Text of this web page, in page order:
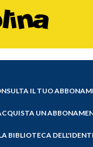
IL TUO
UN
BIBLIOTECA